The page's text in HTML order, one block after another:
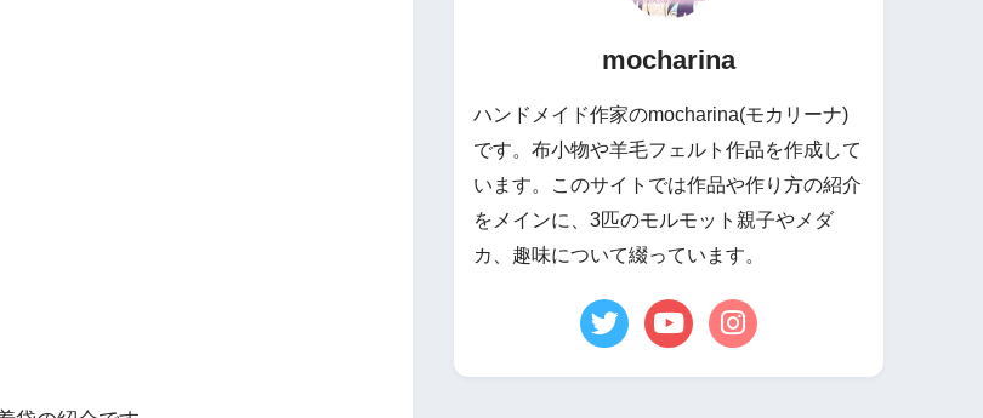
mocharina
ハンドメイド作家のmocharina(モカリーナ)
です。布小物や羊毛フェルト作品を作成して
います。このサイトでは作品や作り方の紹介
をメインに、3匹のモルモット親子やメダ
カ、趣味について綴っています。